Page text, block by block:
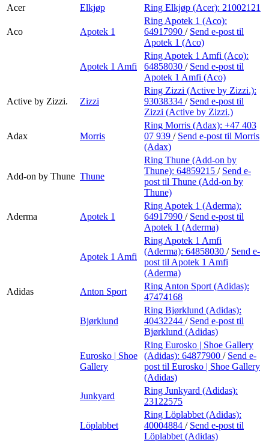
Acer
Elkjøp Ring Elkjøp (Acer): 21002121
Aco Apotek 1
Ring Apotek 1 (Aco):
64917990 / Send e-post til
Apotek 1 (Aco)
Apotek 1 Amfi
Ring Apotek 1 Amfi (Aco):
64858030 / Send e-post til
Apotek 1 Amfi (Aco)
Active by Zizzi. Zizzi
Ring Zizzi (Active by Zizzi.):
93038334 / Send e-post til
Zizzi (Active by Zizzi.)
Adax Morris
Ring Morris (Adax): +47 403
07 939 / Send e-post til Morris
(Adax)
Add-on by Thune Thune
Ring Thune (Add-on by
Thune): 64859215 / Send e-
post til Thune (Add-on by
Thune)
Aderma Apotek 1
Ring Apotek 1 (Aderma):
64917990 / Send e-post til
Apotek 1 (Aderma)
Apotek 1 Amfi
Ring Apotek 1 Amfi
(Aderma): 64858030 / Send e-
post til Apotek 1 Amfi
(Aderma)
Adidas
Anton Sport
Ring Anton Sport (Adidas):
47474168
Bjørklund
Ring Bjørklund (Adidas):
40432244 / Send e-post til
Bjørklund (Adidas)
Eurosko | Shoe
Gallery
Ring Eurosko | Shoe Gallery
(Adidas): 64877900 / Send e-
post til Eurosko | Shoe Gallery
(Adidas)
Junkyard
Ring Junkyard (Adidas):
23122575
Löplabbet
Ring Löplabbet (Adidas):
40004884 / Send e-post til
Löplabbet (Adidas)